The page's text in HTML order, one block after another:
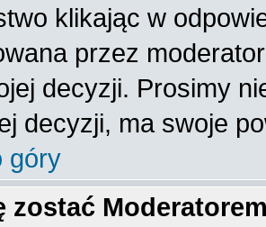
klikając w
przez
decyzji. Prosimy
decyzji, ma swoje
góry
zostać